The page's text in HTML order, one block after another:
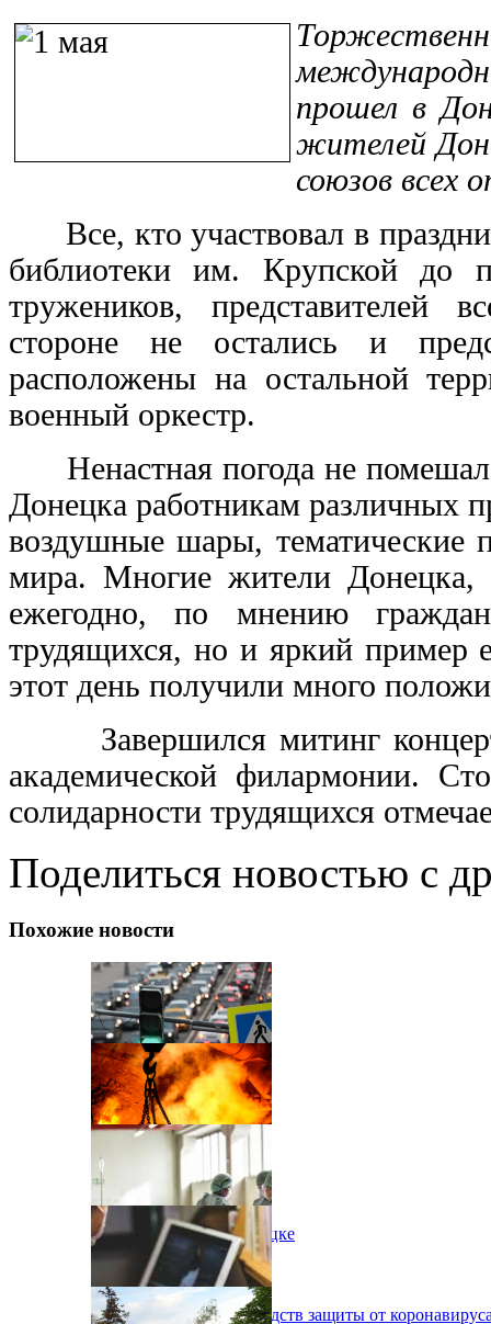
прошел в
жителей
союзов всех
Все, кто участвовал в
библиотеки им. Крупской до
тружеников, представителей
стороне не остались и
расположены на остальной
военный оркестр.
Ненастная погода не
Донецка работникам различных
воздушные шары, тематические
мира. Многие жители Донецка,
ежегодно, по мнению
трудящихся, но и яркий пример
этот день получили много
Завершился митинг
академической филармонии.
солидарности трудящихся
Поделиться новостью с
Похожие новости
Черга на кордоні
Пожар на шахте в Донецке
Медикам не хватает средств защиты от